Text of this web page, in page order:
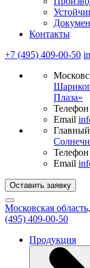
Контакты
+7 (495) 409-00-50
Плаза»
Телефон
Email
Телефон
Email
Оставить заявку
Московская
(495) 409-00-50
Продукция